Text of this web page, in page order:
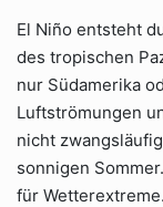
El Niño entsteht
des tropischen
nur Südamerika
Luftströmungen
nicht
sonnigen
für